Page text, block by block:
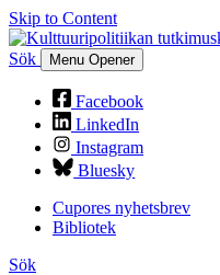
Skip to Content
Sök Menu Opener
Facebook
LinkedIn
Instagram
Bluesky
Cupores nyhetsbrev
Bibliotek
Sök